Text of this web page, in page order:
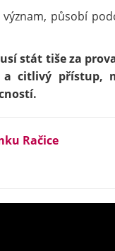
působí
stát tiše za
citlivý přístup,
Račice